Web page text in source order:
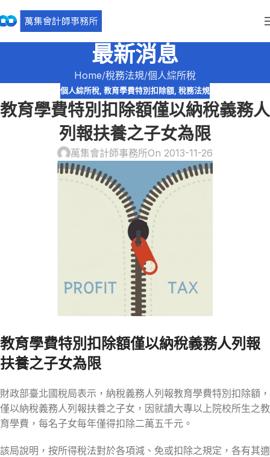
最新消息
Home 稅務法規 個人綜所稅
個人綜所稅, 教育學費特別扣除額, 稅務法規
教育學費特別扣除額僅以納稅義務人
列報扶養之子女為限
萬集會計師事務所On 2013-11-26
教育學費特別扣除額僅以納稅義務人列報
扶養之子女為限
財政部臺北國稅局表示，納稅義務人列報教育學費特別扣除額，
僅以納稅義務人列報扶養之子女，因就讀大專以上院校所生之教
育學費，每名子女每年僅得扣除二萬五千元。
該局說明，按所得稅法對於各項減、免或扣除之規定，各有其適